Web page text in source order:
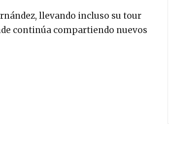
llevando incluso su tour
continúa compartiendo nuevos